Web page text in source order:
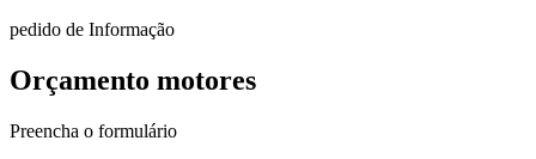
pedido de Informação
Orçamento motores
Preencha o formulário